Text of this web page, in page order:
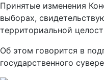
Принятые изменения
выборах,
территориальной
Об этом говорится в
государственного